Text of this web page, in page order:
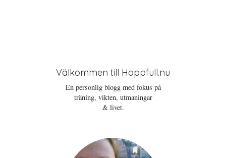
Välkommen till Hoppfull.nu
En personlig blogg med fokus på
träning, vikten, utmaningar
& livet.